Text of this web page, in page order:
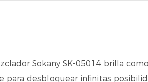
Sokany SK-05014 brilla
desbloquear infinitas